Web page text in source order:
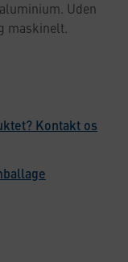
Uden
maskinelt.
Kontakt os